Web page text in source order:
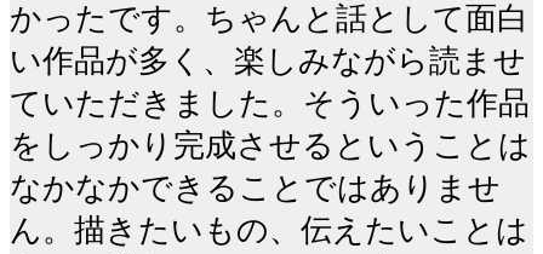
かったです。ちゃんと話として面白
い作品が多く、楽しみながら読ませ
ていただきました。そういった作品
をしっかり完成させるということは
なかなかできることではありませ
ん。描きたいもの、伝えたいことは